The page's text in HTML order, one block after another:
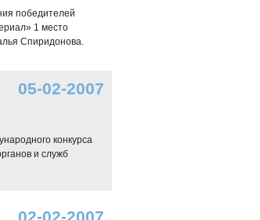
победителей
1 место
Спиридонова.
05-02-2007
конкурса
и служб